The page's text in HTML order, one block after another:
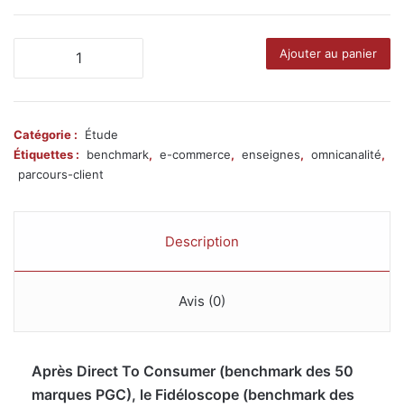
PARCOURS-
Ajouter au panier
Catégorie :
Étude
Étiquettes :
benchmark, e-commerce, enseignes, omnicanalité,
parcours-client
Description
Avis (0)
Après Direct To Consumer (benchmark des 50
marques PGC), le Fidéloscope (benchmark des